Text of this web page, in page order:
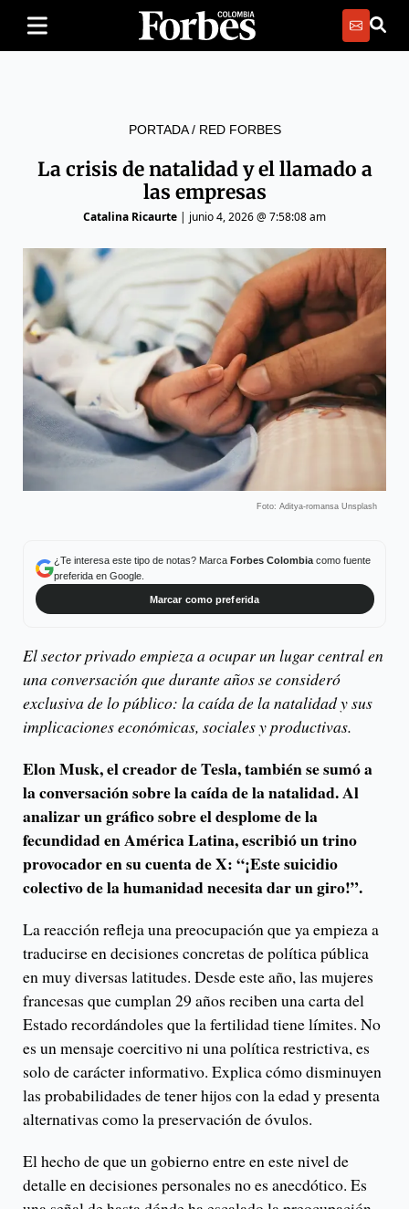
PORTADA/ RED FORBES
La crisis de natalidad y el llamado a
las empresas
Catalina Ricaurte | junio 4, 2026 @ 7:58:08 am
Foto: Aditya-romansa Unsplash
¿Te interesa este tipo de notas? Marca Forbes Colombiacomo fuente
preferida en Google.
Marcar como preferida
El sector privado empieza a ocupar un lugar central en
una conversación que durante años se consideró
exclusiva de lo público: la caída de la natalidad y sus
implicaciones económicas, sociales y productivas.
Elon Musk, el creador de Tesla, también se sumó a
la conversación sobre la caída de la natalidad. Al
analizar un gráfico sobre el desplome de la
fecundidad en América Latina, escribió un trino
provocador en su cuenta de X: “¡Este suicidio
colectivo de la humanidad necesita dar un giro!”.
La reacción refleja una preocupación que ya empieza a
traducirse en decisiones concretas de política pública
en muy diversas latitudes. Desde este año, las mujeres
francesas que cumplan 29 años reciben una carta del
Estado recordándoles que la fertilidad tiene límites. No
es un mensaje coercitivo ni una política restrictiva, es
solo de carácter informativo. Explica cómo disminuyen
las probabilidades de tener hijos con la edad y presenta
alternativas como la preservación de óvulos.
El hecho de que un gobierno entre en este nivel de
detalle en decisiones personales no es anecdótico. Es